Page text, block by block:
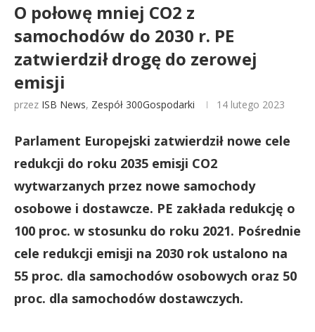
O połowę mniej CO2 z
samochodów do 2030 r. PE
zatwierdził drogę do zerowej
emisji
przez ISB News, Zespół 300Gospodarki 14 lutego 2023
Parlament Europejski zatwierdził nowe cele
redukcji do roku 2035 emisji CO2
wytwarzanych przez nowe samochody
osobowe i dostawcze. PE zakłada redukcję o
100 proc. w stosunku do roku 2021. Pośrednie
cele redukcji emisji na 2030 rok ustalono na
55 proc. dla samochodów osobowych oraz 50
proc. dla samochodów dostawczych.